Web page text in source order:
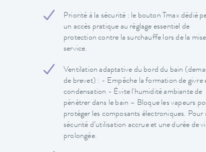
Priorité à la sécurité : le bouton Tmax dédié
un accès pratique au réglage essentiel de
protection contre la surchauffe lors de la
service.
Ventilation adaptative du bord du bain
de brevet) : - Empêche la formation de givre
condensation - Évite l'humidité ambiante de
pénétrer dans le bain – Bloque les vapeurs
protéger les composants électroniques. Pour
sécurité d’utilisation accrue et une durée de
prolongée.